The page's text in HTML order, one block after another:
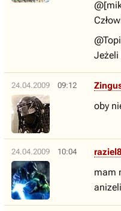
Jeżeli
24.04.2009 09:12
oby
24.04.2009 10:04
mam